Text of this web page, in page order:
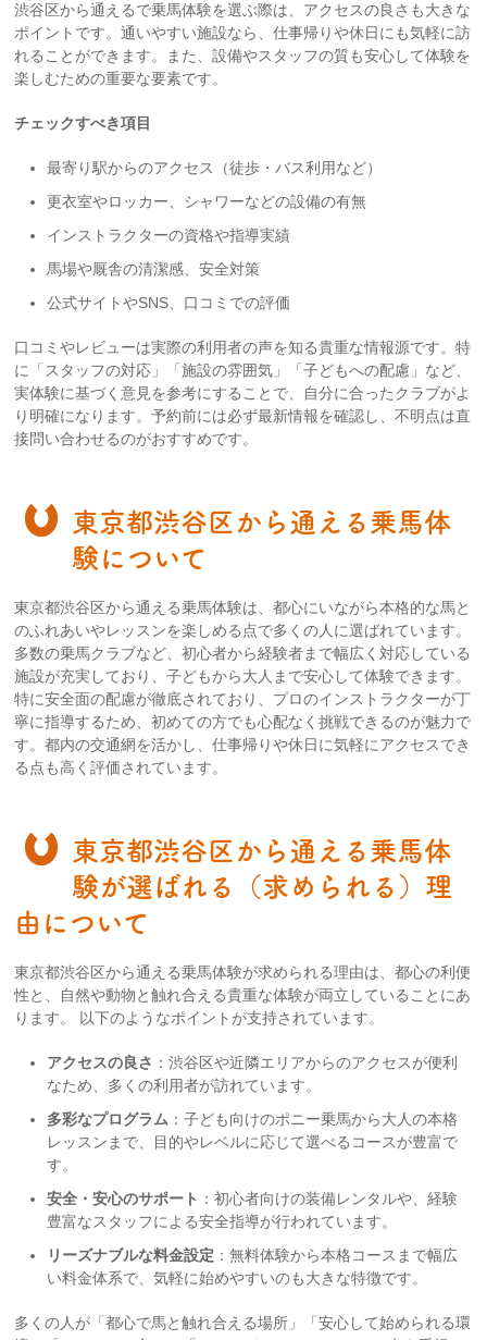
渋谷区から通えるで乗馬体験を選ぶ際は、アクセスの良さも大きな
ポイントです。通いやすい施設なら、仕事帰りや休日にも気軽に訪
れることができます。また、設備やスタッフの質も安心して体験を
楽しむための重要な要素です。
チェックすべき項目
最寄り駅からのアクセス（徒歩・バス利用など）
更衣室やロッカー、シャワーなどの設備の有無
インストラクターの資格や指導実績
馬場や厩舎の清潔感、安全対策
公式サイトやSNS、口コミでの評価
口コミやレビューは実際の利用者の声を知る貴重な情報源です。特
に「スタッフの対応」「施設の雰囲気」「子どもへの配慮」など、
実体験に基づく意見を参考にすることで、自分に合ったクラブがよ
り明確になります。予約前には必ず最新情報を確認し、不明点は直
接問い合わせるのがおすすめです。
東京都渋谷区から通える乗馬体
験について
東京都渋谷区から通える乗馬体験は、都心にいながら本格的な馬と
のふれあいやレッスンを楽しめる点で多くの人に選ばれています。
多数の乗馬クラブなど、初心者から経験者まで幅広く対応している
施設が充実しており、子どもから大人まで安心して体験できます。
特に安全面の配慮が徹底されており、プロのインストラクターが丁
寧に指導するため、初めての方でも心配なく挑戦できるのが魅力で
す。都内の交通網を活かし、仕事帰りや休日に気軽にアクセスでき
る点も高く評価されています。
東京都渋谷区から通える乗馬体
験が選ばれる（求められる）理
由について
東京都渋谷区から通える乗馬体験が求められる理由は、都心の利便
性と、自然や動物と触れ合える貴重な体験が両立していることにあ
ります。 以下のようなポイントが支持されています。
アクセスの良さ ：渋谷区や近隣エリアからのアクセスが便利
なため、多くの利用者が訪れています。
多彩なプログラム ：子ども向けのポニー乗馬から大人の本格
レッスンまで、目的やレベルに応じて選べるコースが豊富で
す。
安全・安心のサポート ：初心者向けの装備レンタルや、経験
豊富なスタッフによる安全指導が行われています。
リーズナブルな料金設定 ：無料体験から本格コースまで幅広
い料金体系で、気軽に始めやすいのも大きな特徴です。
多くの人が「都心で馬と触れ合える場所」「安心して始められる環